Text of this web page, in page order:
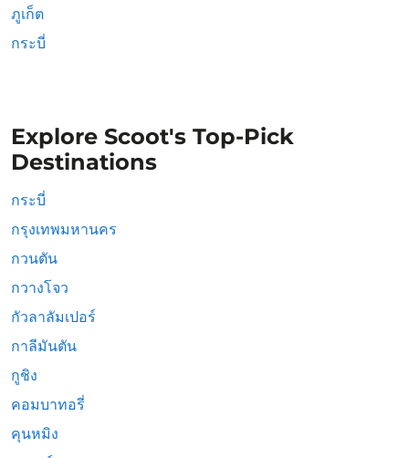
ภูเก็ต
กระบี่
Explore Scoot's Top-Pick
Destinations
กระบี่
กรุงเทพมหานคร
กวนตัน
กวางโจว
กัวลาลัมเปอร์
กาลีมันตัน
กูชิง
คอมบาทอรี่
คุนหมิง